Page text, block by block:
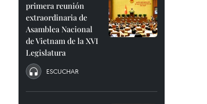
primera reunión
extraordinaria de
Asamblea Nacional
de Vietnam de la XVI
Legislatura
ESCUCHAR